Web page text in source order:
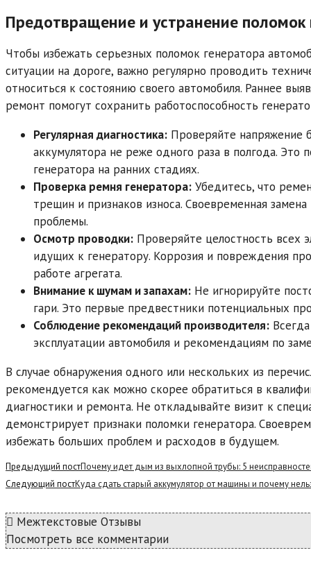
Предотвращение и устранение
Чтобы избежать серьезных поломок генератора
ситуации на дороге, важно регулярно проводить
относиться к состоянию своего автомобиля. Раннее
ремонт помогут сохранить работоспособность
Регулярная диагностика: Проверяйте напряжение
аккумулятора не реже одного раза в полгода. Это
генератора на ранних стадиях.
Проверка ремня генератора: Убедитесь, что
трещин и признаков износа. Своевременная
проблемы.
Осмотр проводки: Проверяйте целостность всех
идущих к генератору. Коррозия и повреждения
работе агрегата.
Внимание к шумам и запахам: Не игнорируйте
гари. Это первые предвестники потенциальных
Соблюдение рекомендаций производителя:
эксплуатации автомобиля и рекомендациям по
В случае обнаружения одного или нескольких из
рекомендуется как можно скорее обратиться в
диагностики и ремонта. Не откладывайте визит к
демонстрирует признаки поломки генератора.
избежать больших проблем и расходов в будущем.
Read
more
Предыдущий постПочему идет дым из выхлопной трубы: 5
Следующий постКуда сдать старый аккумулятор от машины и почему
Межтекстовые Отзывы
Посмотреть все комментарии